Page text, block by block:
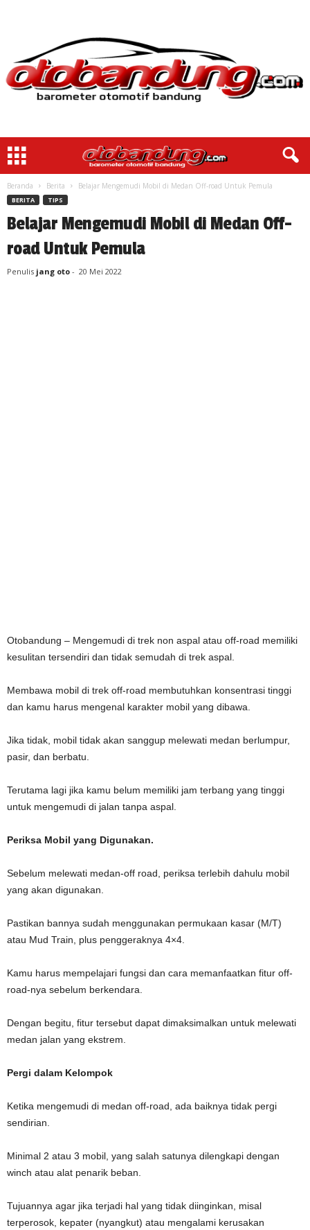
Beranda Berita Belajar Mengemudi Mobil di Medan Off-road Untuk Pemula
BERITA TIPS
Belajar Mengemudi Mobil di Medan Off-
road Untuk Pemula
Penulis jang oto - 20 Mei 2022
Otobandung – Mengemudi di trek non aspal atau off-road memiliki
kesulitan tersendiri dan tidak semudah di trek aspal.
Membawa mobil di trek off-road membutuhkan konsentrasi tinggi
dan kamu harus mengenal karakter mobil yang dibawa.
Jika tidak, mobil tidak akan sanggup melewati medan berlumpur,
pasir, dan berbatu.
Terutama lagi jika kamu belum memiliki jam terbang yang tinggi
untuk mengemudi di jalan tanpa aspal.
Periksa Mobil yang Digunakan.
Sebelum melewati medan-off road, periksa terlebih dahulu mobil
yang akan digunakan.
Pastikan bannya sudah menggunakan permukaan kasar (M/T)
atau Mud Train, plus penggeraknya 4×4.
Kamu harus mempelajari fungsi dan cara memanfaatkan fitur off-
road-nya sebelum berkendara.
Dengan begitu, fitur tersebut dapat dimaksimalkan untuk melewati
medan jalan yang ekstrem.
Pergi dalam Kelompok
Ketika mengemudi di medan off-road, ada baiknya tidak pergi
sendirian.
Minimal 2 atau 3 mobil, yang salah satunya dilengkapi dengan
winch atau alat penarik beban.
Tujuannya agar jika terjadi hal yang tidak diinginkan, misal
terperosok, kepater (nyangkut) atau mengalami kerusakan